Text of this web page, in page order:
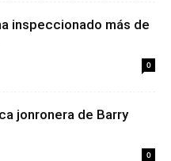
inspeccionado más de
0
jonronera de Barry
0